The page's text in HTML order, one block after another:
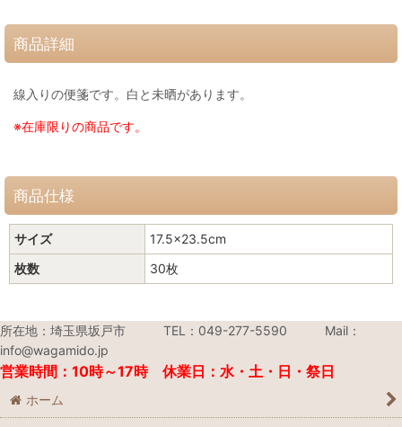
商品詳細
線入りの便箋です。白と未晒があります。
※在庫限りの商品です。
商品仕様
サイズ
17.5×23.5cm
枚数
30枚
所在地：埼玉県坂戸市 TEL：049-277-5590 Mail：
info@wagamido.jp
営業時間：10時～17時 休業日：水・土・日・祭日
ホーム